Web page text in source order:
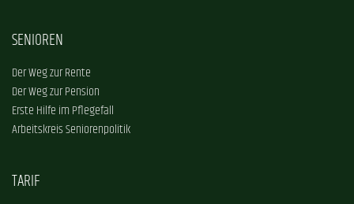
SENIOREN
Der Weg zur Rente
Der Weg zur Pension
Erste Hilfe im Pflegefall
Arbeitskreis Seniorenpolitik
TARIF